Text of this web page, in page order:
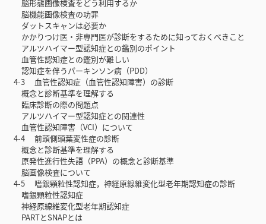
脳形態画像検査をどう利用するか
脳機能画像検査の功罪
ダットスキャンは必要か
かかりつけ医・非専門医が診断をするために知っておくべきこと
アルツハイマー型認知症との鑑別のポイント
血管性認知症との鑑別が難しい
認知症を伴うパーキンソン病（PDD）
4-3 血管性認知症（血管性認知障害）の診断
概念と診断基準を理解する
臨床診断の際の問題点
アルツハイマー型認知症との関連性
血管性認知障害（VCI）について
4-4 前頭側頭葉変性症の診断
概念と診断基準を理解する
原発性進行性失語（PPA）の概念と診断基準
脳画像検査について
4-5 嗜銀顆粒性認知症，神経原線維変化型老年期認知症の診断
嗜銀顆粒性認知症
神経原線維変化型老年期認知症
PARTとSNAPとは